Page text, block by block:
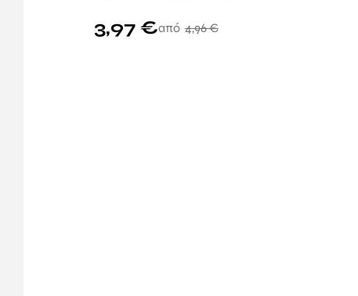
4,96€
3,97 €